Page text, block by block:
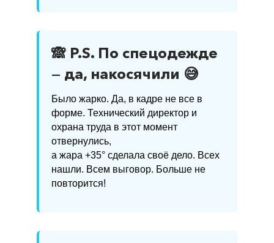
🙈 P.S. По спецодежде
— да, накосячили 😅
Было жарко. Да, в кадре не все в
форме. Технический директор и
охрана труда в этот момент
отвернулись,
а жара +35° сделала своё дело. Всех
нашли. Всем выговор. Больше не
повторится!